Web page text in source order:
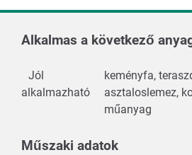
Alkalmas a következő
Jól
alkalmazható
keményfa,
asztaloslemez,
műanyag
Műszaki adatok